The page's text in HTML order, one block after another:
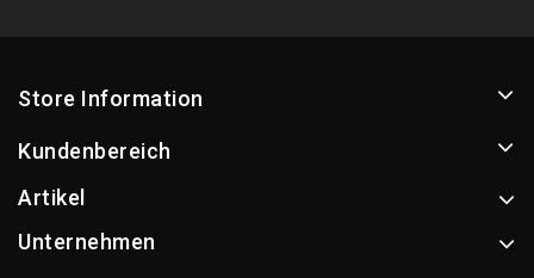
Store Information
Kundenbereich
Artikel
Unternehmen